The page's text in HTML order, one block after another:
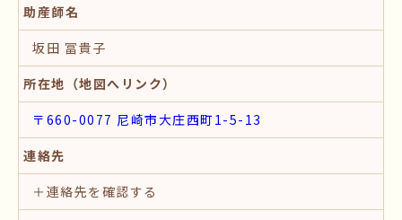
助産師名
坂田 冨貴子
所在地（地図へリンク）
〒660-0077 尼崎市大庄西町1-5-13
連絡先
＋連絡先を確認する